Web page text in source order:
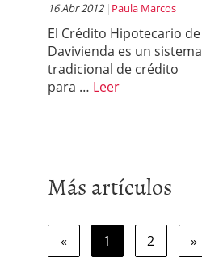
16 Abr 2012 Paula Marcos
El Crédito Hipotecario de
Davivienda es un sistema
tradicional de crédito
para … Leer
Más artículos
« 1 2 »